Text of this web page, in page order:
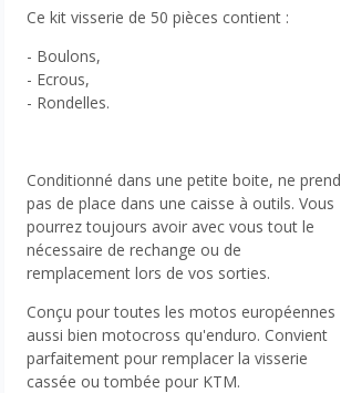
Ce kit visserie de 50 pièces contient :
- Boulons,
- Ecrous,
- Rondelles.
Conditionné dans une petite boite, ne prend
pas de place dans une caisse à outils. Vous
pourrez toujours avoir avec vous tout le
nécessaire de rechange ou de
remplacement lors de vos sorties.
Conçu pour toutes les motos européennes
aussi bien motocross qu'enduro. Convient
parfaitement pour remplacer la visserie
cassée ou tombée pour KTM.